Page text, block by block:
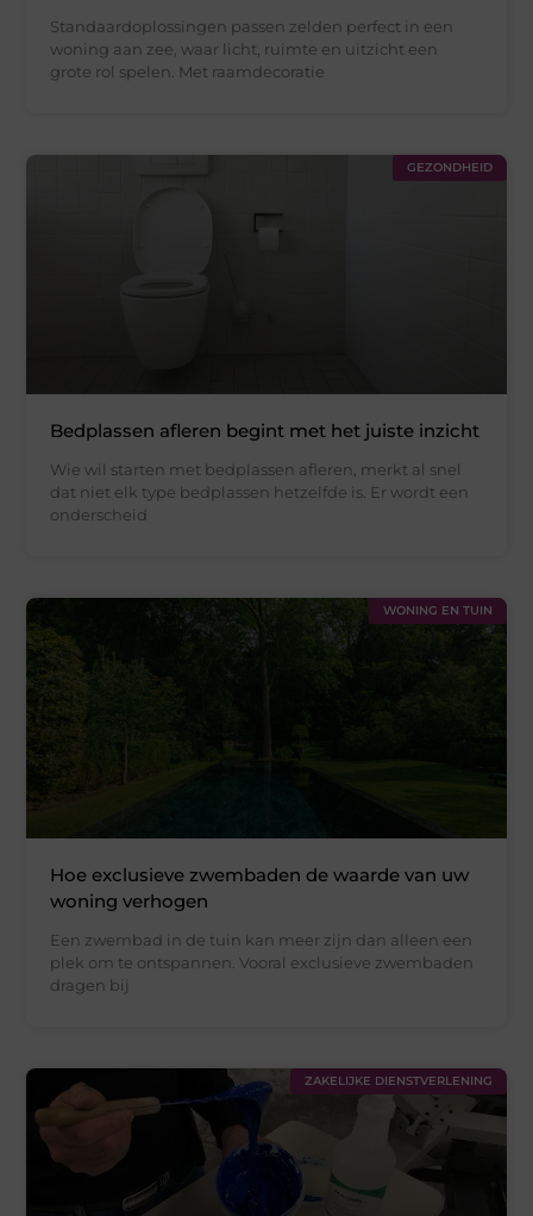
Standaardoplossingen passen zelden perfect in een
woning aan zee, waar licht, ruimte en uitzicht een
grote rol spelen. Met raamdecoratie
GEZONDHEID
Bedplassen afleren begint met het juiste inzicht
Wie wil starten met bedplassen afleren, merkt al snel
dat niet elk type bedplassen hetzelfde is. Er wordt een
onderscheid
WONING EN TUIN
Hoe exclusieve zwembaden de waarde van uw
woning verhogen
Een zwembad in de tuin kan meer zijn dan alleen een
plek om te ontspannen. Vooral exclusieve zwembaden
dragen bij
ZAKELIJKE DIENSTVERLENING